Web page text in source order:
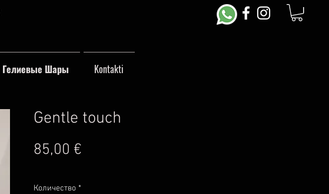
Гелиевые Шары Kontakti
Gentle touch
85,00 €
Количество *